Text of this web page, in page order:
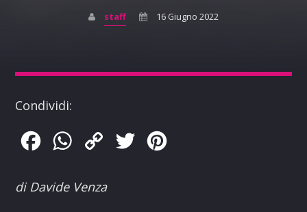
staff 16 Giugno 2022
Condividi:
FacebookWhatsApp
Copy
Twitter
di Davide Venza